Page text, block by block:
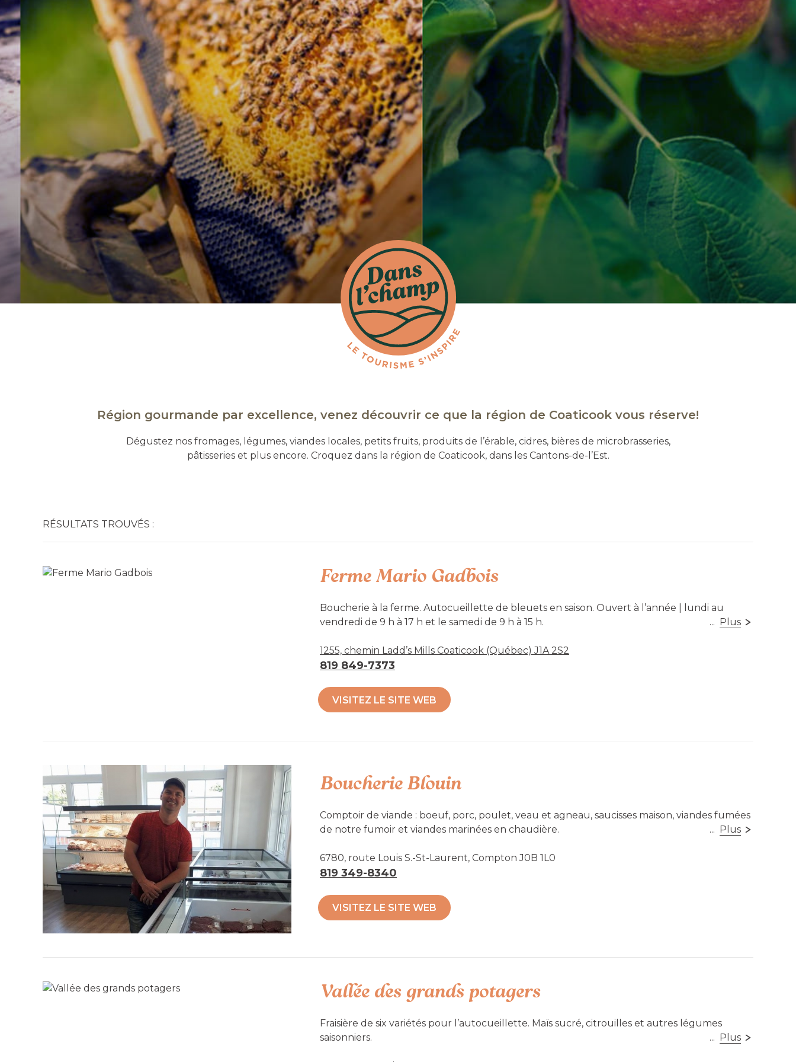
Région gourmande par excellence, venez découvrir ce que la région de Coaticook vous réserve!
Dégustez nos fromages, légumes, viandes locales, petits fruits, produits de l’érable, cidres, bières de microbrasseries,
pâtisseries et plus encore. Croquez dans la région de Coaticook, dans les Cantons-de-l’Est.
RÉSULTATS TROUVÉS :
Ferme Mario Gadbois
Boucherie à la ferme. Autocueillette de bleuets en saison. Ouvert à l’année | lundi au
vendredi de 9 h à 17 h et le samedi de 9 h à 15 h.
Accessibilité mobilité réduite : Non-accessible
... Plus
1255, chemin Ladd’s Mills Coaticook (Québec) J1A 2S2
819 849-7373
VISITEZ LE SITE WEB
Boucherie Blouin
Comptoir de viande : boeuf, porc, poulet, veau et agneau, saucisses maison, viandes fumées
de notre fumoir et viandes marinées en chaudière.
Accessibilité mobilité réduite : Non-accessible
... Plus
6780, route Louis S.-St-Laurent, Compton J0B 1L0
819 349-8340
VISITEZ LE SITE WEB
Vallée des grands potagers
Fraisière de six variétés pour l’autocueillette. Maïs sucré, citrouilles et autres légumes
saisonniers.
... Plus